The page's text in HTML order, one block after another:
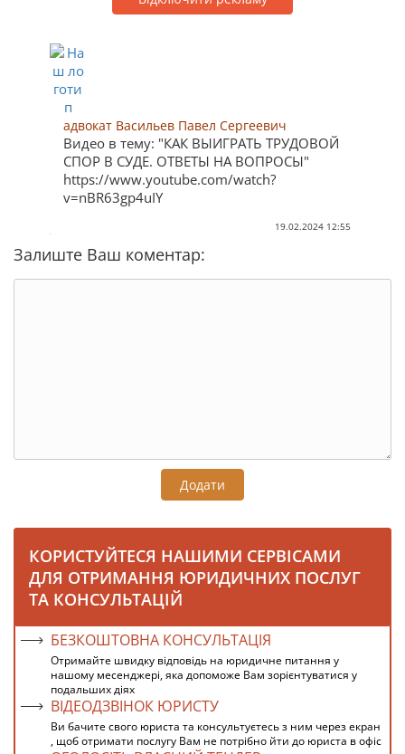
адвокат Васильев Павел Сергеевич
Видео в тему: "КАК ВЫИГРАТЬ ТРУДОВОЙ
СПОР В СУДЕ. ОТВЕТЫ НА ВОПРОСЫ"
https://www.youtube.com/watch?
v=nBR63gp4uIY
19.02.2024 12:55
Залиште Ваш коментар:
Додати
КОРИСТУЙТЕСЯ НАШИМИ СЕРВІСАМИ
ДЛЯ ОТРИМАННЯ ЮРИДИЧНИХ ПОСЛУГ
ТА КОНСУЛЬТАЦІЙ
БЕЗКОШТОВНА КОНСУЛЬТАЦІЯ
Отримайте швидку відповідь на юридичне питання у
нашому месенджері, яка допоможе Вам зорієнтуватися у
подальших діях
ВІДЕОДЗВІНОК ЮРИСТУ
Ви бачите свого юриста та консультуєтесь з ним через екран
, щоб отримати послугу Вам не потрібно йти до юриста в офіс